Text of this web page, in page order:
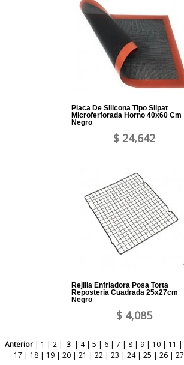
Placa De Silicona Tipo Silpat
Microferforada Horno 40x60 Cm
Negro
$ 24,642
Rejilla Enfriadora Posa Torta
Reposteria Cuadrada 25x27cm
Negro
$ 4,085
Anterior | 1 | 2 | 3 | 4| 5 | 6 | 7 | 8 | 9 | 10 | 11 |
17 | 18 | 19 | 20 | 21 | 22 | 23 | 24| 25 | 26 | 27